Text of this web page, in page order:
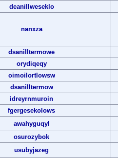
deanillweseklo
nanxza
dsanilltermowe
orydiqeqy
oimoilortlowsw
dsanilltermow
idreyrnmuroin
fgergesekolows
awahyguqyl
osurozybok
usubyjazeg